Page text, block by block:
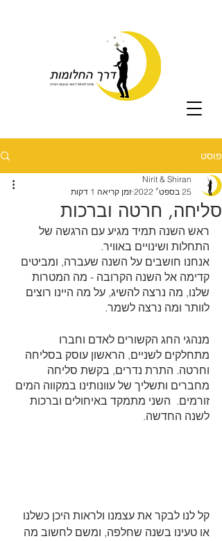
פוסט
סליחה, חרטה וברכות
Nirit & Shiran
25 בספט׳ 2022
זמן קריאה 1 דקות
ראש השנה תמיד מגיע עם הרגשה של
התחלות ושינויים באוויר.
אנחנו חושבים על השנה שעברה, ומביטים
קדימה אל השנה הקרובה - מה המטרות
שלנו, מה נרצה להשיג, על מה היינו רוצים
לוותר ומה נרצה לשמר.
מנהגי החג הקשורים לאדם וחברו
מתחלקים לשניים, הראשון עוסק בסליחה
וחרטה. התרת נדרים, בקשת סליחה
מחברים ותשליך של עוונותינו במקווה המים
זורמים.  השני מתמקד באיחולים וברכות
לשנה החדשה.
קל לנו לבקר את עצמנו ולראות היכן כשלנו
או טעינו בשנה שחלפה, ומשם לחשוב מה